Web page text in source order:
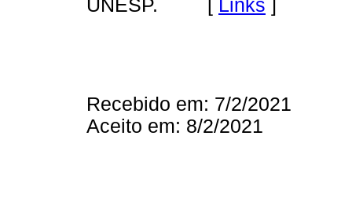
UNESP. [ Links ]
Recebido em: 7/2/2021
Aceito em: 8/2/2021